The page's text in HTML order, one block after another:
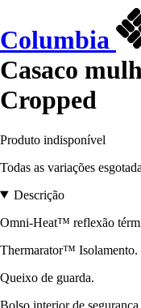
Columbia
Casaco
Cropped
Produto indisponível
Todas as variações
Descrição
Omni-Heat™ reflexão
Thermarator™ Isolamento.
Queixo de guarda.
Bolso interior de segurança.